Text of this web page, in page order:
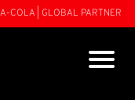
COLA | GLOBAL PARTNER